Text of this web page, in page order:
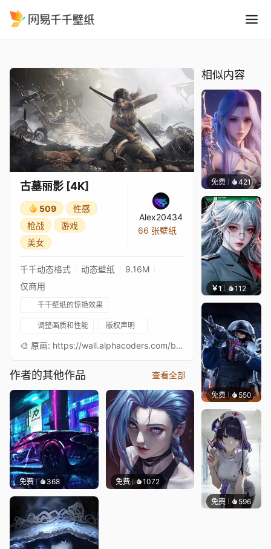
古墓丽影 [4K]
509
性感
枪战
游戏
美女
Alex20434
66 张壁纸
千千动态格式 动态壁纸
9.16M
仅商用
千千壁纸的惊艳效果
调整画质和性能 版权声明
🎨 原画: https://wall.alphacoders.com/big.php?i=337943&lang=Italian🎵音乐: https://www.youtube.com/watch?v=EZelAOAPaBs 我的壁纸合集: WorkshopPreviews: YouTube
作者的其他作品 查看全部
免费 368 免费 1072
相似内容
免费 421好看
￥1 112 宅婳氏
免费 550小鬼
免费 596渔小小